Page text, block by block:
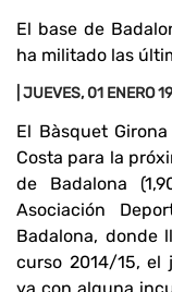
El base de
ha militado las
| JUEVES, 01 ENERO
El Bàsquet
Costa para la
de Badalona
Asociación
Badalona, donde
curso 2014/15, el